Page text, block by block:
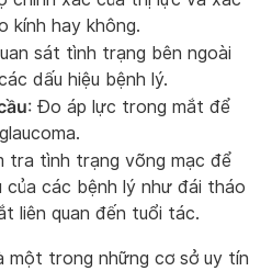
kính hay không.
sát tình trạng bên ngoài
dấu hiệu bệnh lý.
: Đo áp lực trong mắt để
tra tình trạng võng mạc để
của các bệnh lý như đái tháo
liên quan đến tuổi tác.
một trong những cơ sở uy tín